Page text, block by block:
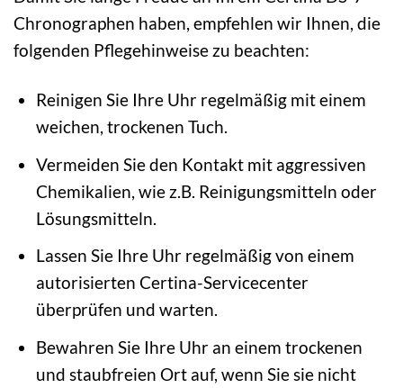
Chronographen haben, empfehlen wir Ihnen, die
folgenden Pflegehinweise zu beachten:
Reinigen Sie Ihre Uhr regelmäßig mit einem
weichen, trockenen Tuch.
Vermeiden Sie den Kontakt mit aggressiven
Chemikalien, wie z.B. Reinigungsmitteln oder
Lösungsmitteln.
Lassen Sie Ihre Uhr regelmäßig von einem
autorisierten Certina-Servicecenter
überprüfen und warten.
Bewahren Sie Ihre Uhr an einem trockenen
und staubfreien Ort auf, wenn Sie sie nicht